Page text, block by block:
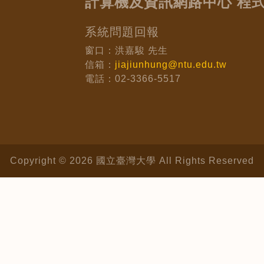
系統問題回報
窗口：洪嘉駿 先生
信箱： jiajiunhung@ntu.edu.tw
電話：02-3366-5517
Copyright © 2026 國立臺灣大學 All Rights Reserved